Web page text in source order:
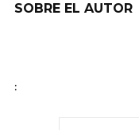
SOBRE EL AUTOR
: